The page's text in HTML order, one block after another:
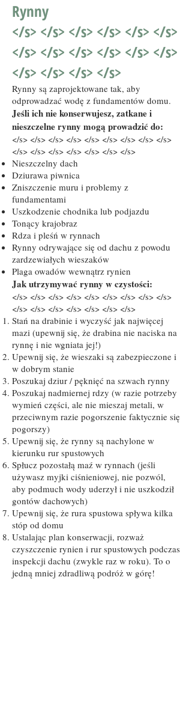
Rynny
</s> </s> </s> </s> </s> </s>
</s> </s> </s> </s> </s> </s>
</s> </s> </s> </s>
Rynny są zaprojektowane tak, aby
odprowadzać wodę z fundamentów domu.
Jeśli ich nie konserwujesz, zatkane i
nieszczelne rynny mogą prowadzić do:
</s> </s> </s> </s> </s> </s> </s> </s> </s>
</s> </s> </s> </s> </s> </s> </s>
Nieszczelny dach
Dziurawa piwnica
Zniszczenie muru i problemy z
fundamentami
Uszkodzenie chodnika lub podjazdu
Tonący krajobraz
Rdza i pleśń w rynnach
Rynny odrywające się od dachu z powodu
zardzewiałych wieszaków
Plaga owadów wewnątrz rynien
Jak utrzymywać rynny w czystości:
</s> </s> </s> </s> </s> </s> </s> </s> </s>
</s> </s> </s> </s> </s> </s> </s>
Stań na drabinie i wyczyść jak najwięcej
mazi (upewnij się, że drabina nie naciska na
rynnę i nie wgniata jej!)
Upewnij się, że wieszaki są zabezpieczone i
w dobrym stanie
Poszukaj dziur / pęknięć na szwach rynny
Poszukaj nadmiernej rdzy (w razie potrzeby
wymień części, ale nie mieszaj metali, w
przeciwnym razie pogorszenie faktycznie się
pogorszy)
Upewnij się, że rynny są nachylone w
kierunku rur spustowych
Spłucz pozostałą maź w rynnach (jeśli
używasz myjki ciśnieniowej, nie pozwól,
aby podmuch wody uderzył i nie uszkodził
gontów dachowych)
Upewnij się, że rura spustowa spływa kilka
stóp od domu
Ustalając plan konserwacji, rozważ
czyszczenie rynien i rur spustowych podczas
inspekcji dachu (zwykle raz w roku). To o
jedną mniej zdradliwą podróż w górę!